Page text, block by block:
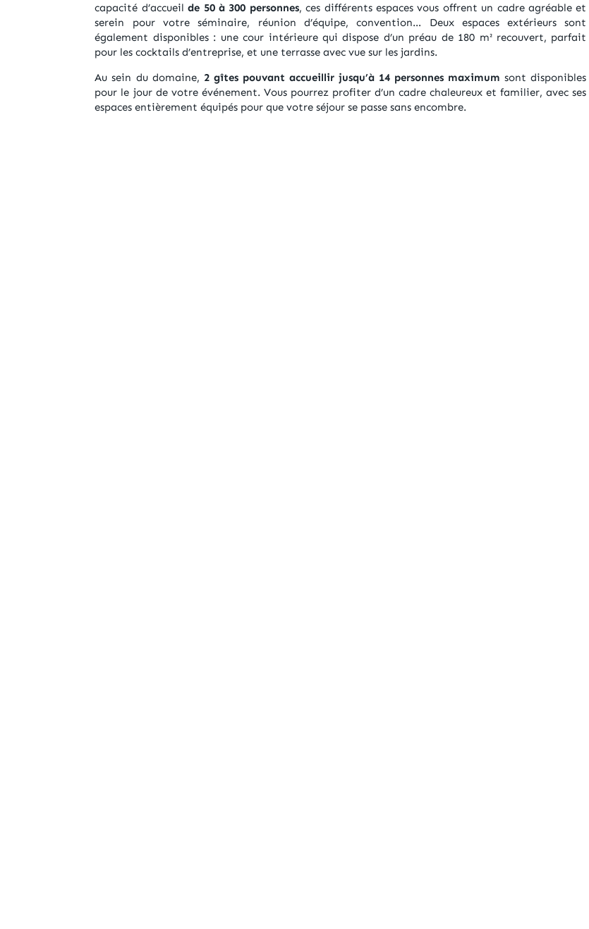
capacité d’accueilde 50 à 300 personnes, ces différents espaces vous offrent un cadre agréable et
serein pour votre séminaire, réunion d’équipe, convention… Deux espaces extérieurs sont
également disponibles : une cour intérieure qui dispose d’un préau de 180 m² recouvert, parfait
pour les cocktails d’entreprise, et une terrasse avec vue sur les jardins.
Au sein du domaine, 2 gîtes pouvant accueillir jusqu’à 14 personnes maximum sont disponibles
pour le jour de votre événement. Vous pourrez profiter d’un cadre chaleureux et familier, avec ses
espaces entièrement équipés pour que votre séjour se passe sans encombre.